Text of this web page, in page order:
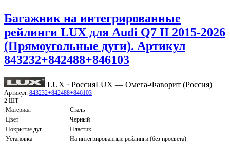
Багажник на интегрированные
рейлинги LUX для Audi Q7 II 2015-2026
(Прямоугольные дуги). Артикул
843232+842488+846103
LUX · РоссияLUX — Омега-Фаворит (Россия)
Артикул: 843232+842488+846103
2 ШТ
Материал
Сталь
Цвет
Черный
Покрытие дуг
Пластик
Установка
На интегрированные рейлинги (без просвета)